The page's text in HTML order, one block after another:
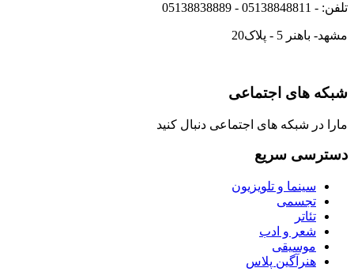
تلفن: - 05138848811 - 05138838889
مشهد- باهنر 5 - پلاک20
شبکه های اجتماعی
مارا در شبکه های اجتماعی دنبال کنید
دسترسی سریع
سینما و تلویزیون
تجسمی
تئاتر
شعر و ادب
موسیقی
هنرآگین پلاس